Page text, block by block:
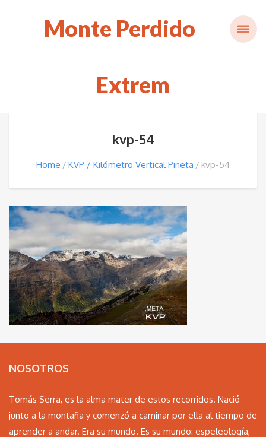
Monte Perdido
Extrem
kvp-54
Home KVP / Kilómetro Vertical Pineta kvp-54
NOSOTROS
Tomás Serra, es la alma mater de estos recorridos. Nació
junto a la montaña y comenzó a caminar por ella al tiempo de
aprender a andar. Era su mundo. Es su mundo: espeleología,